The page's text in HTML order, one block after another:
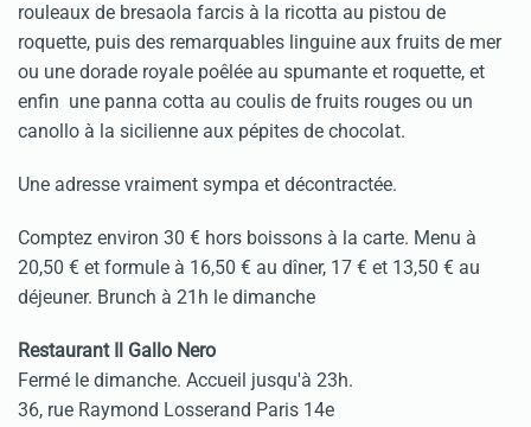
rouleaux de bresaola farcis à la ricotta au pistou de
roquette, puis des remarquables linguine aux fruits de mer
ou une dorade royale poêlée au spumante et roquette, et
enfin une panna cotta au coulis de fruits rouges ou un
canollo à la sicilienne aux pépites de chocolat.
Une adresse vraiment sympa et décontractée.
Comptez environ 30 € hors boissons à la carte. Menu à
20,50 € et formule à 16,50 € au dîner, 17 € et 13,50 € au
déjeuner. Brunch à 21h le dimanche
Restaurant Il Gallo Nero
Fermé le dimanche. Accueil jusqu'à 23h.
36, rue Raymond Losserand Paris 14e